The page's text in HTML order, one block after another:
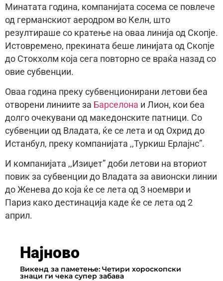
Минатата година, компанијата сосема се повлече
од германскиот аеродром во Келн, што
резултираше со кратење на оваа линија од Скопје.
Истовремено, прекината беше линијата од Скопје
до Стокхолм која сега повторно се враќа назад со
овие субвенции.
Оваа година преку субвенционирани летови беа
отворени линиите за Барселона и Лион, кои беа
долго очекувани од македонските патници. Со
субвенции од Владата, ќе се лета и од Охрид до
Истанбул, преку компанијата ,,Туркиш Ерлајнс”.
И компанијата ,,Изиџет” доби летови на вториот
повик за субвенции до Владата за авионски линии
до Женева до која ќе се лета од 3 ноември и
Париз како дестинација каде ќе се лета од 2
април.
Најново
Викенд за паметење: Четири хороскопски
знаци ги чека супер забава